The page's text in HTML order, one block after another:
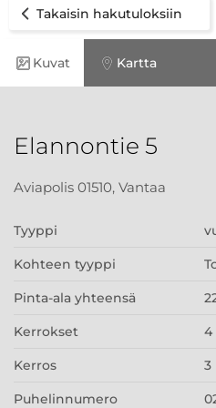
Takaisin hakutuloksiin
Kuvat Kartta
Elannontie 5
Aviapolis 01510, Vantaa
Tyyppi
Kohteen tyyppi
Pinta-ala yhteensä
Kerrokset 4
Kerros 3
Puhelinnumero